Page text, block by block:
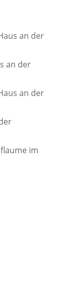
an der
an der
an der
im